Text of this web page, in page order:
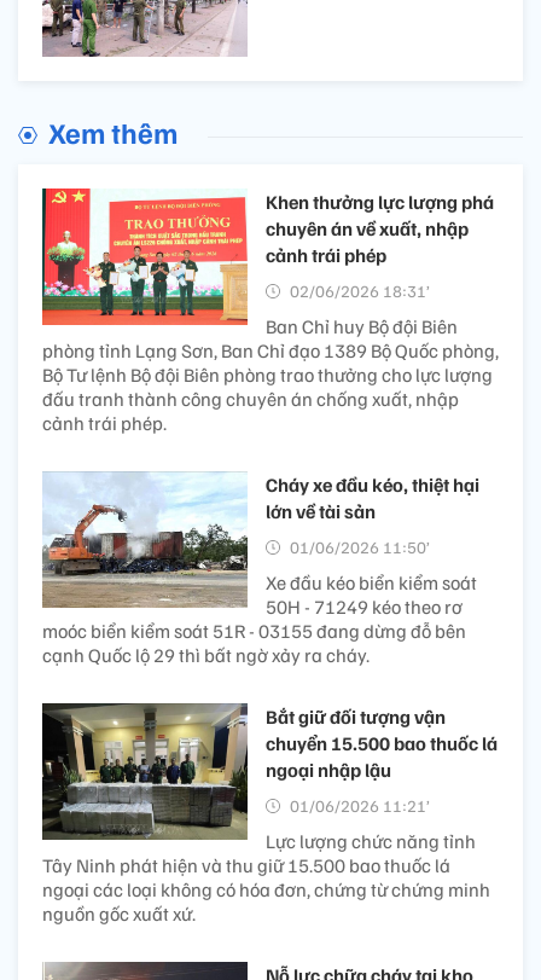
Xem thêm
Khen thưởng lực lượng phá
chuyên án về xuất, nhập
cảnh trái phép
02/06/2026 18:31’
Ban Chỉ huy Bộ đội Biên
phòng tỉnh Lạng Sơn, Ban Chỉ đạo 1389 Bộ Quốc phòng,
Bộ Tư lệnh Bộ đội Biên phòng trao thưởng cho lực lượng
đấu tranh thành công chuyên án chống xuất, nhập
cảnh trái phép.
Cháy xe đầu kéo, thiệt hại
lớn về tài sản
01/06/2026 11:50’
Xe đầu kéo biển kiểm soát
50H - 71249 kéo theo rơ
moóc biển kiểm soát 51R - 03155 đang dừng đỗ bên
cạnh Quốc lộ 29 thì bất ngờ xảy ra cháy.
Bắt giữ đối tượng vận
chuyển 15.500 bao thuốc lá
ngoại nhập lậu
01/06/2026 11:21’
Lực lượng chức năng tỉnh
Tây Ninh phát hiện và thu giữ 15.500 bao thuốc lá
ngoại các loại không có hóa đơn, chứng từ chứng minh
nguồn gốc xuất xứ.
Nỗ lực chữa cháy tại kho